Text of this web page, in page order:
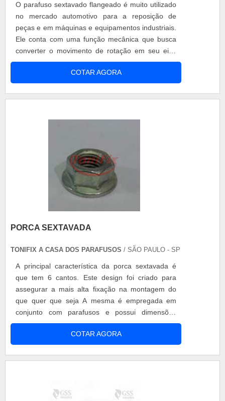
O parafuso sextavado flangeado é muito utilizado
no mercado automotivo para a reposição de
peças e em máquinas e equipamentos industriais.
Ele conta com uma função mecânica que busca
converter o movimento de rotação em seu eixo
em um movimento de translação, que deve estar
de acordo com esse mesmo eixo. Aplicações
Esse tipo de parafuso pode ser encontrado em
COTAR AGORA
PORCA SEXTAVADA
TONIFIX A CASA DOS PARAFUSOS / SÃO PAULO - SP
A principal característica da porca sextavada é
que tem 6 cantos. Este design foi criado para
assegurar a mais alta fixação na montagem do
que quer que seja A mesma é empregada em
conjunto com parafusos e possui dimensões
variadas que variam o tamanho do parafuso em
questão para manter duas partes juntas, fixas.
Podem ser produzidas com distintas matérias-
COTAR AGORA